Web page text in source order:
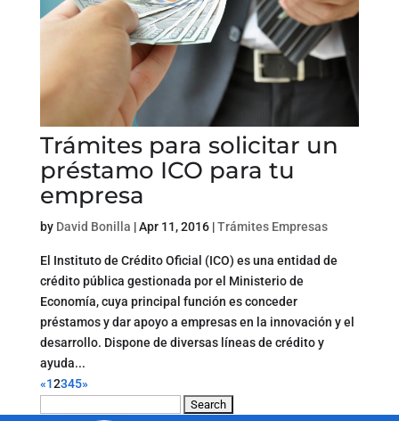
Trámites para solicitar un
préstamo ICO para tu
empresa
by David Bonilla |Apr 11, 2016|Trámites Empresas
El Instituto de Crédito Oficial (ICO) es una entidad de
crédito pública gestionada por el Ministerio de
Economía, cuya principal función es conceder
préstamos y dar apoyo a empresas en la innovación y el
desarrollo. Dispone de diversas líneas de crédito y
ayuda...
«12345»